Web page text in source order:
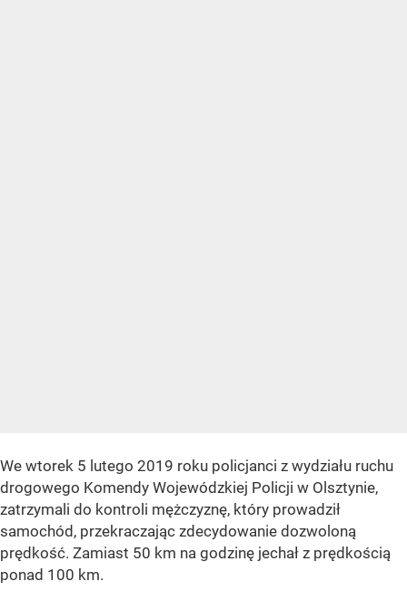
We wtorek 5 lutego 2019 roku policjanci z wydziału ruchu
drogowego Komendy Wojewódzkiej Policji w Olsztynie,
zatrzymali do kontroli mężczyznę, który prowadził
samochód, przekraczając zdecydowanie dozwoloną
prędkość. Zamiast 50 km na godzinę jechał z prędkością
ponad 100 km.